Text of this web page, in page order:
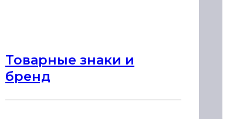
Товарные знаки и
бренд